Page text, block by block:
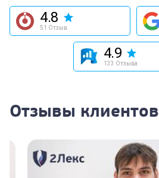
4.8
51 Отзыв
4.9
133 Отзыва
Отзывы клиентов